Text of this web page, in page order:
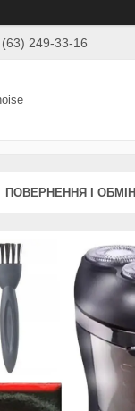
249-33-16
ПОВЕРНЕННЯ І ОБМІН